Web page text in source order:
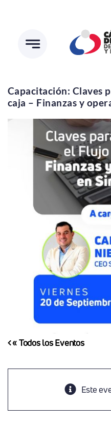
contenido
Capacitación: Claves
caja – Finanzas y
« Todos los Eventos
Este